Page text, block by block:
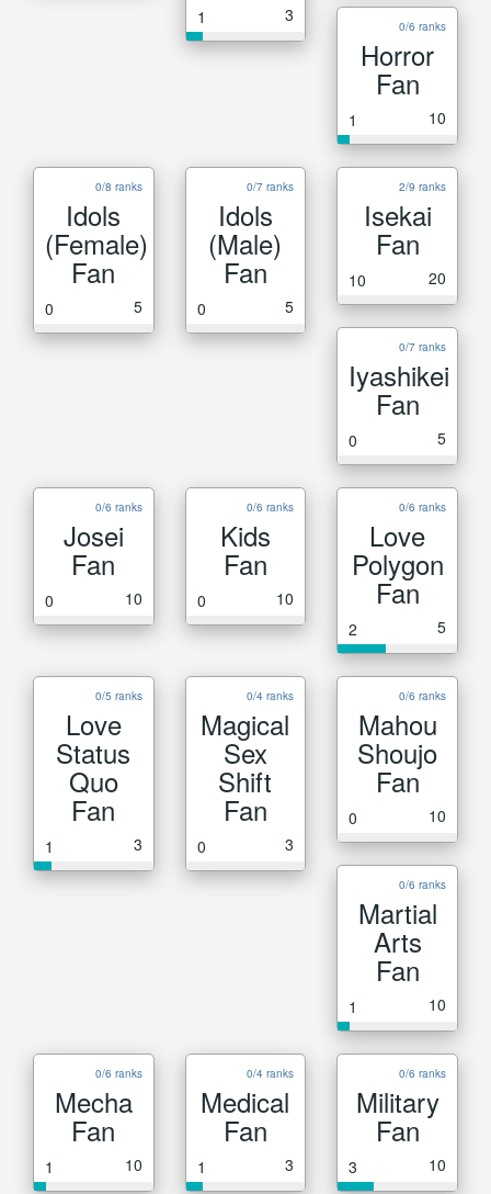
1 3
0/6 ranks
Horror
Fan
1 10
0/8 ranks
Idols
(Female)
Fan
0 5
0/7 ranks
Idols
(Male)
Fan
0 5
2/9 ranks
Isekai
Fan
10 20
0/7 ranks
Iyashikei
Fan
0 5
0/6 ranks
Josei
Fan
0 10
0/6 ranks
Kids
Fan
0 10
0/6 ranks
Love
Polygon
Fan
2 5
0/5 ranks
Love
Status
Quo
Fan
1 3
0/4 ranks
Magical
Sex
Shift
Fan
0 3
0/6 ranks
Mahou
Shoujo
Fan
0 10
0/6 ranks
Martial
Arts
Fan
1 10
0/6 ranks
Mecha
Fan
1 10
0/4 ranks
Medical
Fan
1 3
0/6 ranks
Military
Fan
3 10